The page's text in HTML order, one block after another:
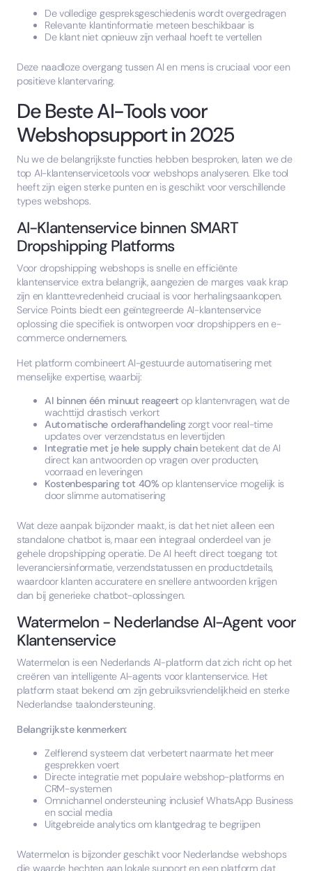
De volledige gespreksgeschiedenis wordt overgedragen
Relevante klantinformatie meteen beschikbaar is
De klant niet opnieuw zijn verhaal hoeft te vertellen
Deze naadloze overgang tussen AI en mens is cruciaal voor een
positieve klantervaring.
De Beste AI-Tools voor
Webshopsupport in 2025
Nu we de belangrijkste functies hebben besproken, laten we de
top AI-klantenservicetools voor webshops analyseren. Elke tool
heeft zijn eigen sterke punten en is geschikt voor verschillende
types webshops.
AI-Klantenservice binnen SMART
Dropshipping Platforms
Voor dropshipping webshops is snelle en efficiënte
klantenservice extra belangrijk, aangezien de marges vaak krap
zijn en klanttevredenheid cruciaal is voor herhalingsaankopen.
Service Points biedt een geïntegreerde AI-klantenservice
oplossing die specifiek is ontworpen voor dropshippers en e-
commerce ondernemers.
Het platform combineert AI-gestuurde automatisering met
menselijke expertise, waarbij:
AI binnen één minuut reageert op klantenvragen, wat de
wachttijd drastisch verkort
Automatische orderafhandelingzorgt voor real-time
updates over verzendstatus en levertijden
Integratie met je hele supply chainbetekent dat de AI
direct kan antwoorden op vragen over producten,
voorraad en leveringen
Kostenbesparing tot 40% op klantenservice mogelijk is
door slimme automatisering
Wat deze aanpak bijzonder maakt, is dat het niet alleen een
standalone chatbot is, maar een integraal onderdeel van je
gehele dropshipping operatie. De AI heeft direct toegang tot
leveranciersinformatie, verzendstatussen en productdetails,
waardoor klanten accuratere en snellere antwoorden krijgen
dan bij generieke chatbot-oplossingen.
Watermelon - Nederlandse AI-Agent voor
Klantenservice
Watermelon is een Nederlands AI-platform dat zich richt op het
creëren van intelligente AI-agents voor klantenservice. Het
platform staat bekend om zijn gebruiksvriendelijkheid en sterke
Nederlandse taalondersteuning.
Belangrijkste kenmerken:
Zelflerend systeem dat verbetert naarmate het meer
gesprekken voert
Directe integratie met populaire webshop-platforms en
CRM-systemen
Omnichannel ondersteuning inclusief WhatsApp Business
en social media
Uitgebreide analytics om klantgedrag te begrijpen
Watermelon is bijzonder geschikt voor Nederlandse webshops
die waarde hechten aan lokale support en een platform dat